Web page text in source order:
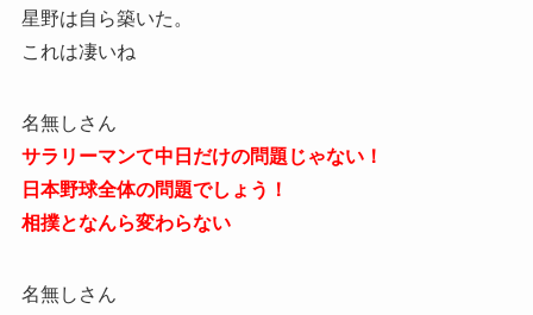
星野は自ら築いた。
これは凄いね
名無しさん
サラリーマンて中日だけの問題じゃない！
日本野球全体の問題でしょう！
相撲となんら変わらない
名無しさん